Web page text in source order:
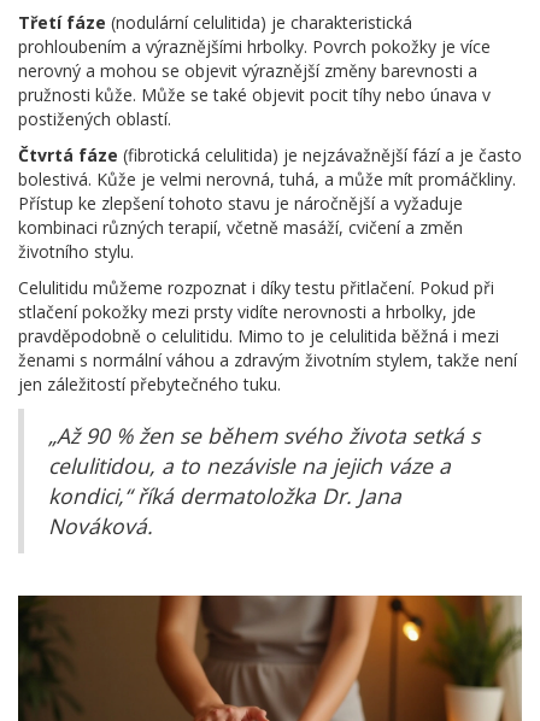
Třetí fáze (nodulární celulitida) je charakteristická
prohloubením a výraznějšími hrbolky. Povrch pokožky je více
nerovný a mohou se objevit výraznější změny barevnosti a
pružnosti kůže. Může se také objevit pocit tíhy nebo únava v
postižených oblastí.
Čtvrtá fáze (fibrotická celulitida) je nejzávažnější fází a je často
bolestivá. Kůže je velmi nerovná, tuhá, a může mít promáčkliny.
Přístup ke zlepšení tohoto stavu je náročnější a vyžaduje
kombinaci různých terapií, včetně masáží, cvičení a změn
životního stylu.
Celulitidu můžeme rozpoznat i díky testu přitlačení. Pokud při
stlačení pokožky mezi prsty vidíte nerovnosti a hrbolky, jde
pravděpodobně o celulitidu. Mimo to je celulitida běžná i mezi
ženami s normální váhou a zdravým životním stylem, takže není
jen záležitostí přebytečného tuku.
„Až 90 % žen se během svého života setká s
celulitidou, a to nezávisle na jejich váze a
kondici,“ říká dermatoložka Dr. Jana
Nováková.